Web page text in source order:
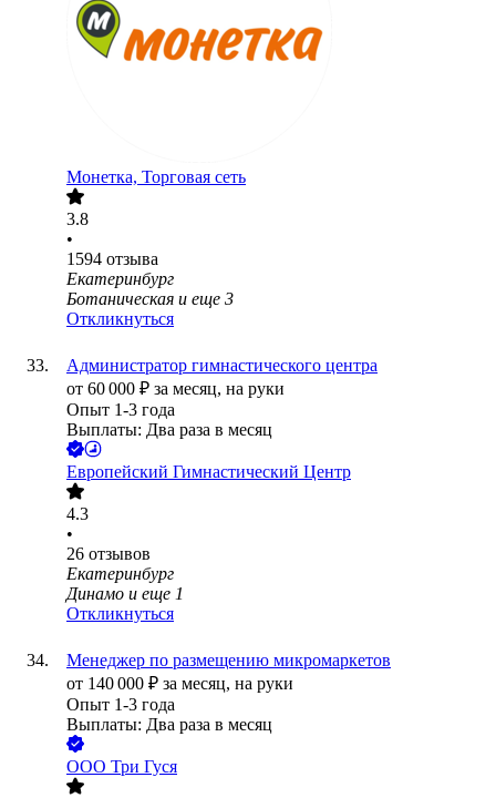
Монетка, Торговая сеть
3.8
•
1594 отзыва
Екатеринбург
Ботаническая и еще 3
Откликнуться
Администратор гимнастического центра
от 60 000 ₽ за месяц, на руки
Опыт 1-3 года
Выплаты: Два раза в месяц
Европейский Гимнастический Центр
4.3
•
26 отзывов
Екатеринбург
Динамо и еще 1
Откликнуться
Менеджер по размещению микромаркетов
от 140 000 ₽ за месяц, на руки
Опыт 1-3 года
Выплаты: Два раза в месяц
ООО Три Гуся